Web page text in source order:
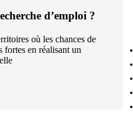
d’emploi ?
où les chances de
en réalisant un